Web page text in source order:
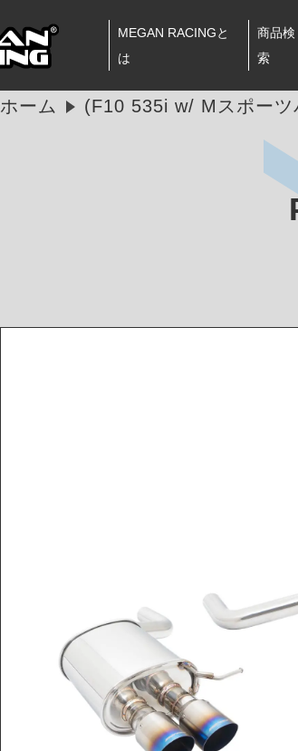
MEGAN RACINGと
は
商品検
索
ホーム (F10 535i w/ Mスポー